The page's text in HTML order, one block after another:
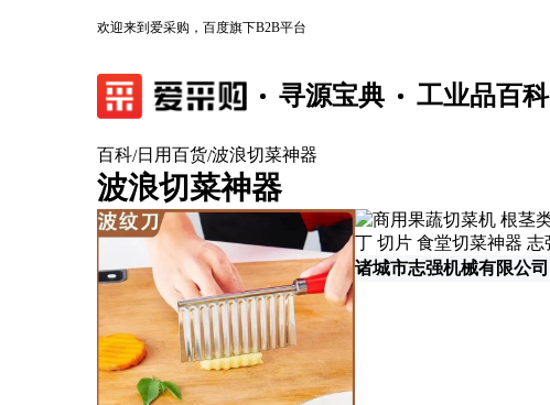
欢迎来到爱采购，百度旗下B2B平台
寻源宝典 工业品百科
百科/日用百货/波浪切菜神器
波浪切菜神器
诸城市志强机械有限公司